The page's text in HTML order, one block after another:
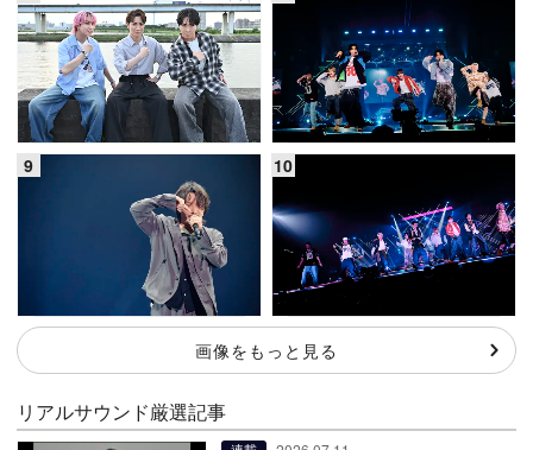
画像をもっと見る
リアルサウンド厳選記事